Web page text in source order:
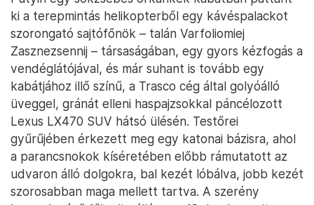
ki a terepmintás helikopterből egy kávéspalackot
szorongató sajtófőnök – talán Varfoliomiej
Zasznezsennij – társaságában, egy gyors kézfogás a
vendéglátójával, és már suhant is tovább egy
kabátjához illő színű, a Trasco cég által golyóálló
üveggel, gránát elleni haspajzsokkal páncélozott
Lexus LX470 SUV hátsó ülésén. Testőrei
gyűrűjében érkezett meg egy katonai bázisra, ahol
a parancsnokok kíséretében előbb rámutatott az
udvaron álló dolgokra, bal kezét lóbálva, jobb kezét
szorosabban maga mellett tartva. A szerény